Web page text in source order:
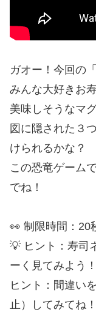
ガオー！今回の
みんな大好きお
美味しそうなマ
図に隠された３
けられるかな？
この恐竜ゲーム
でね！
👀 制限時間：20
💡 ヒント：寿司
ーく見てみよう！
ヒント：間違い
止）してみてね！